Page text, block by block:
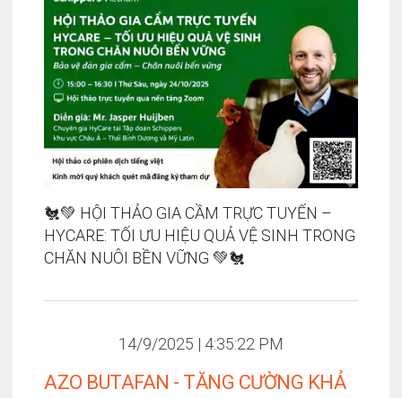
🐔💚 HỘI THẢO GIA CẦM TRỰC TUYẾN –
HYCARE: TỐI ƯU HIỆU QUẢ VỆ SINH TRONG
CHĂN NUÔI BỀN VỮNG 💚🐔
14/9/2025 | 4:35:22 PM
AZO BUTAFAN - TĂNG CƯỜNG KHẢ